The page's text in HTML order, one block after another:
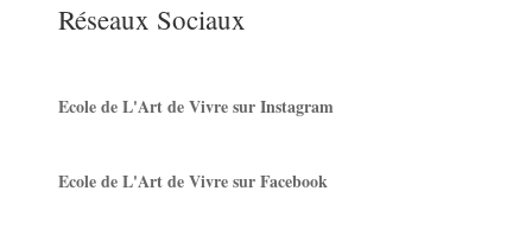
Réseaux Sociaux
Ecole de L'Art de Vivre sur Instagram
Ecole de L'Art de Vivre sur Facebook